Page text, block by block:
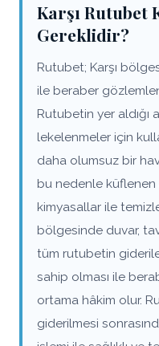
Karşı Rutubet
Gereklidir?
Rutubet; Karşı
ile beraber
Rutubetin yer aldığı
lekelenmeler için
daha olumsuz bir
bu nedenle küflenen
kimyasallar ile
bölgesinde duvar,
tüm rutubetin
sahip olması ile
ortama hâkim olur.
giderilmesi